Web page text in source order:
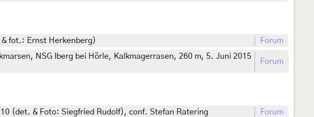
fot.: Ernst Herkenberg)
Forum
NSG Iberg bei Hörle, Kalkmagerrasen, 260 m, 5. Juni 2015
Forum
(det. & Foto: Siegfried Rudolf), conf. Stefan Ratering Forum